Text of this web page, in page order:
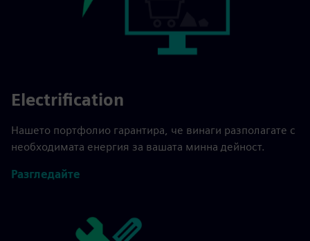
Electrification
Нашето портфолио гарантира, че винаги разполагате с
необходимата енергия за вашата минна дейност.
Разгледайте